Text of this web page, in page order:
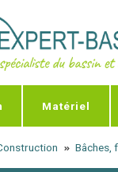
Matériel
Bâches,